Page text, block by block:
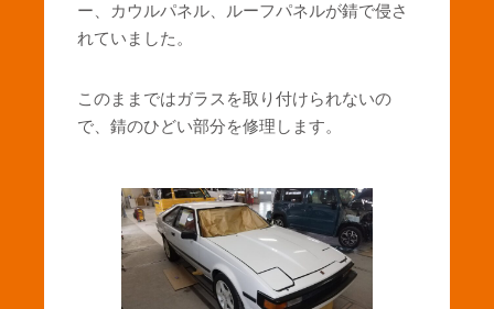
ー、カウルパネル、ルーフパネルが錆で侵さ
れていました。
このままではガラスを取り付けられないの
で、錆のひどい部分を修理します。